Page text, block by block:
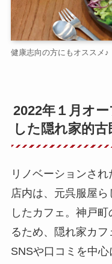
健康志向の方にもオススメ♪
2022年１月オ
した隠れ家的古
リノベーションさ
店内は、元呉服屋
したカフェ。神戸
るため、隠れ家カ
SNSや口コミを中心